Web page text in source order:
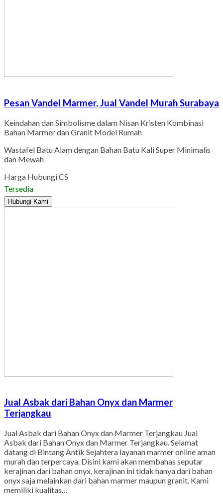
Pesan Vandel Marmer, Jual Vandel Murah Surabaya
Keindahan dan Simbolisme dalam Nisan Kristen Kombinasi
Bahan Marmer dan Granit Model Rumah
Wastafel Batu Alam dengan Bahan Batu Kali Super Minimalis
dan Mewah
Harga Hubungi CS
Tersedia
Hubungi Kami
Jual Asbak dari Bahan Onyx dan Marmer
Terjangkau
Jual Asbak dari Bahan Onyx dan Marmer Terjangkau Jual
Asbak dari Bahan Onyx dan Marmer Terjangkau. Selamat
datang di Bintang Antik Sejahtera layanan marmer online aman
murah dan terpercaya. Disini kami akan membahas seputar
kerajinan dari bahan onyx, kerajinan ini tidak hanya dari bahan
onyx saja melainkan dari bahan marmer maupun granit. Kami
memiliki kualitas…